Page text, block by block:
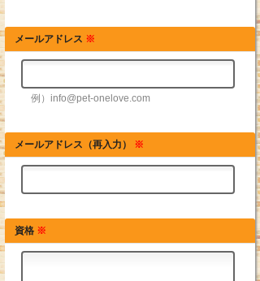
メールアドレス ※
例）info@pet-onelove.com
メールアドレス（再入力） ※
資格 ※